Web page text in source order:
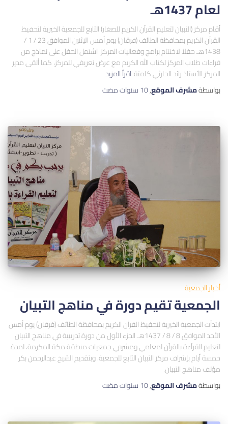
لعام 1437هـ
أقام مركز (التبيان لتعليم القرآن الكريم للصغار) التابع للجمعية الخيرية لتحفيظ
القرآن الكريم بمحافظة الطائف (فرقان) يوم أمس الإثنين الموافق 23 / 1 /
1438هـ حفلاً لاختتام برامج وفعاليات المركز. اشتمل الحفل على نماذج من
قراءات طلاب المركز لكتاب الله الكريم مع عرض تعريفي للمركز، كما ألقى مدير
المركز الأستاذ رائد الحارثي كلمتة اقرأ المزيد
بواسطةمشرف الموقع,10 سنوات مضت
أخبار الجمعية
الجمعية تقيم دورة في مناهج التبيان
ابتدأت الجمعية الخيرية لتحفيظ القرآن الكريم بمحافظة الطائف (فرقان) يوم أمس
الأحد الموافق 8 / 8 / 1437هـ الجزء الأول من دورة تدريبية في مناهج التبيان
لتعليم القرآءة بالقرآن لمعلمي ومشرفي جمعيات منطقة مكة المكرمة، لمدة
خمسة أيام بإشراف مركز التبيان التابع للجمعية، وبتقديم الشيخ عبدالرحمن بكر
مؤلف مناهج التبيان.
بواسطةمشرف الموقع,10 سنوات مضت